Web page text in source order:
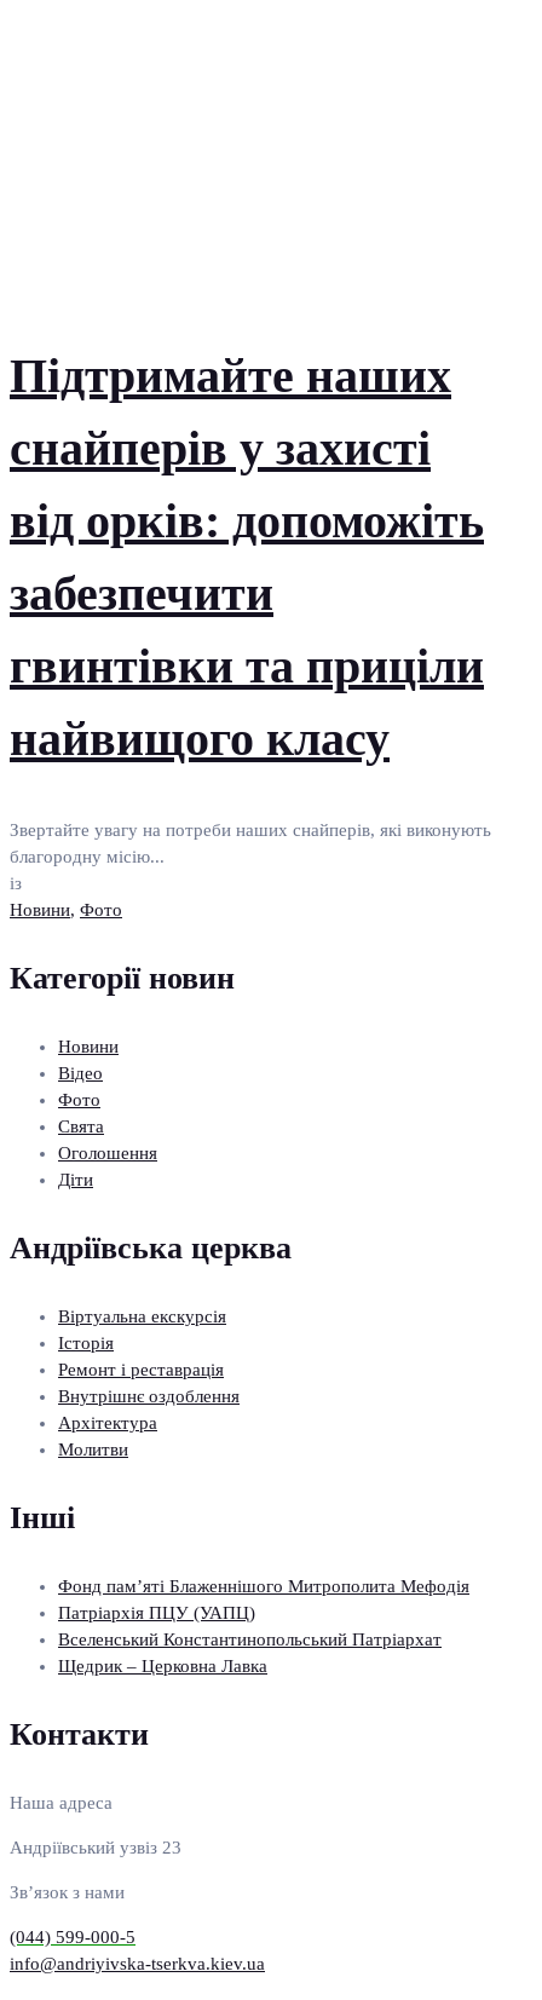
Підтримайте наших
снайперів у захисті
від орків: допоможіть
забезпечити
гвинтівки та приціли
найвищого класу
Звертайте увагу на потреби наших снайперів, які виконують
благородну місію...
із
Новини, Фото
Категорії новин
Новини
Відео
Фото
Свята
Оголошення
Діти
Андріївська церква
Віртуальна екскурсія
Історія
Ремонт і реставрація
Внутрішнє оздоблення
Архітектура
Молитви
Інші
Фонд пам’яті Блаженнішого Митрополита Мефодія
Патріархія ПЦУ (УАПЦ)
Вселенський Константинопольський Патріархат
Щедрик – Церковна Лавка
Контакти
Наша адреса
Андріївський узвіз 23
Зв’язок з нами
(044) 599-000-5
info@andriyivska-tserkva.kiev.ua